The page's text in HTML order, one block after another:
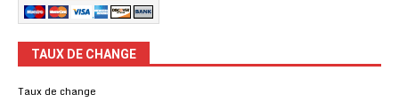
TAUX DE CHANGE
Taux de change